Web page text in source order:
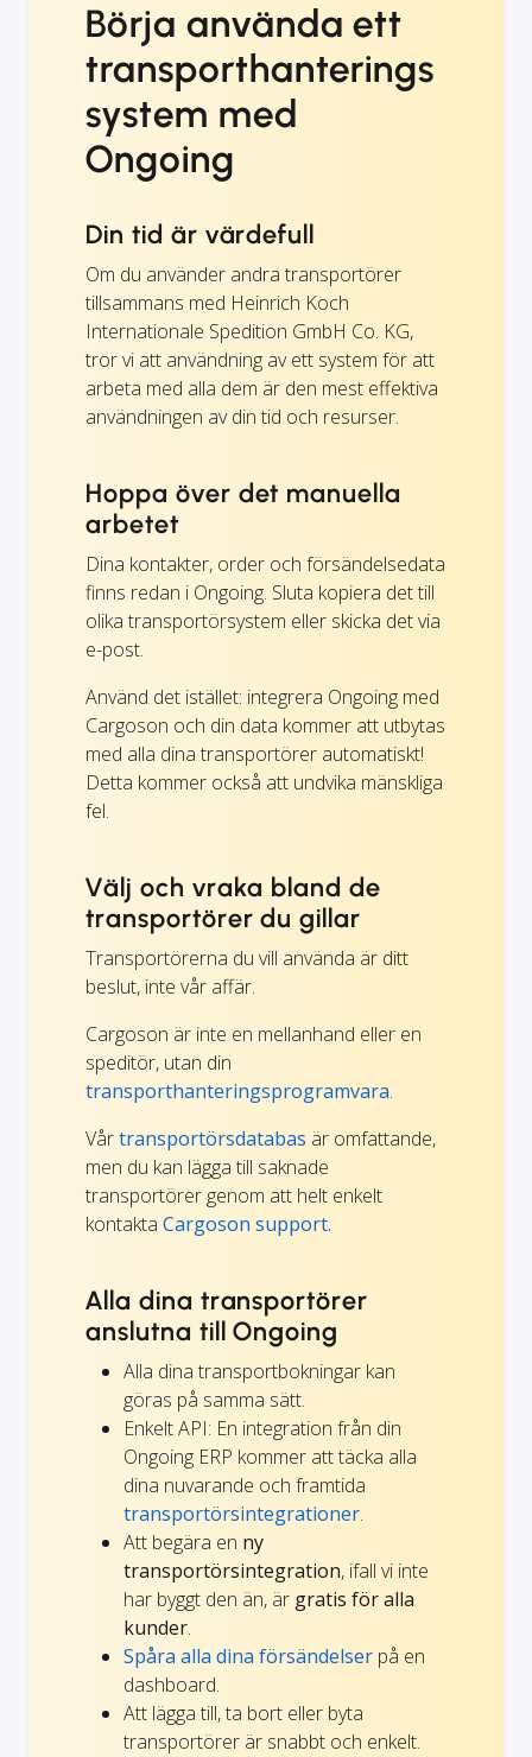
Börja använda ett
transporthanterings
system med
Ongoing
Din tid är värdefull
Om du använder andra transportörer
tillsammans med Heinrich Koch
Internationale Spedition GmbH Co. KG,
tror vi att användning av ett system för att
arbeta med alla dem är den mest effektiva
användningen av din tid och resurser.
Hoppa över det manuella
arbetet
Dina kontakter, order och försändelsedata
finns redan i Ongoing. Sluta kopiera det till
olika transportörsystem eller skicka det via
e-post.
Använd det istället: integrera Ongoing med
Cargoson och din data kommer att utbytas
med alla dina transportörer automatiskt!
Detta kommer också att undvika mänskliga
fel.
Välj och vraka bland de
transportörer du gillar
Transportörerna du vill använda är ditt
beslut, inte vår affär.
Cargoson är inte en mellanhand eller en
speditör, utan din
transporthanteringsprogramvara.
Vårtransportörsdatabas är omfattande,
men du kan lägga till saknade
transportörer genom att helt enkelt
kontakta Cargoson support.
Alla dina transportörer
anslutna till Ongoing
Alla dina transportbokningar kan
göras på samma sätt.
Enkelt API: En integration från din
Ongoing ERP kommer att täcka alla
dina nuvarande och framtida
transportörsintegrationer.
Att begära en ny
transportörsintegration, ifall vi inte
har byggt den än, är gratis för alla
kunder.
Spåra alla dina försändelser på en
dashboard.
Att lägga till, ta bort eller byta
transportörer är snabbt och enkelt.